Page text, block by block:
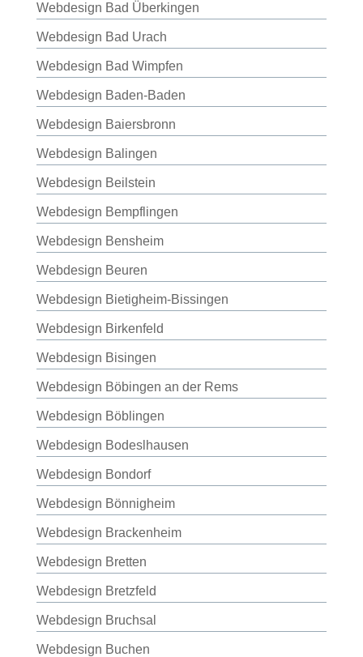
Webdesign Bad Überkingen
Webdesign Bad Urach
Webdesign Bad Wimpfen
Webdesign Baden-Baden
Webdesign Baiersbronn
Webdesign Balingen
Webdesign Beilstein
Webdesign Bempflingen
Webdesign Bensheim
Webdesign Beuren
Webdesign Bietigheim-Bissingen
Webdesign Birkenfeld
Webdesign Bisingen
Webdesign Böbingen an der Rems
Webdesign Böblingen
Webdesign Bodeslhausen
Webdesign Bondorf
Webdesign Bönnigheim
Webdesign Brackenheim
Webdesign Bretten
Webdesign Bretzfeld
Webdesign Bruchsal
Webdesign Buchen